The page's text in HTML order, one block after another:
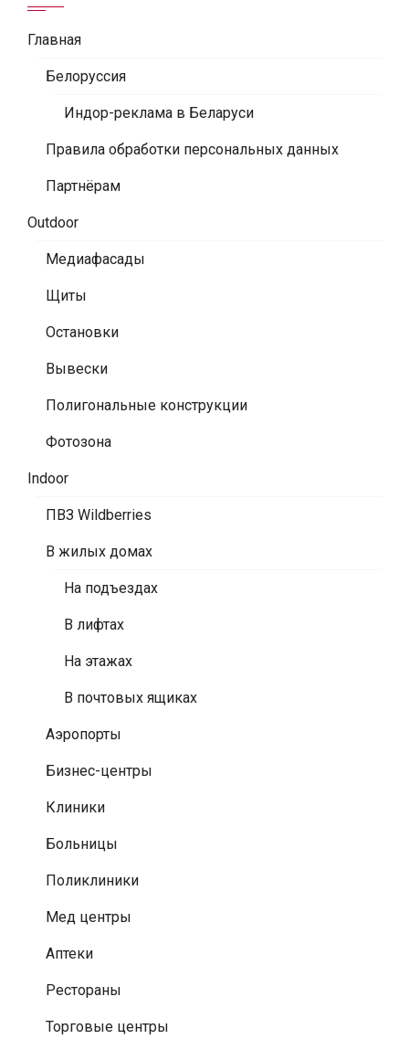
Главная
Белоруссия
Индор-реклама в Беларуси
Правила обработки персональных данных
Партнёрам
Outdoor
Медиафасады
Щиты
Остановки
Вывески
Полигональные конструкции
Фотозона
Indoor
ПВЗ Wildberries
В жилых домах
На подъездах
В лифтах
На этажах
В почтовых ящиках
Аэропорты
Бизнес-центры
Клиники
Больницы
Поликлиники
Мед центры
Аптеки
Рестораны
Торговые центры